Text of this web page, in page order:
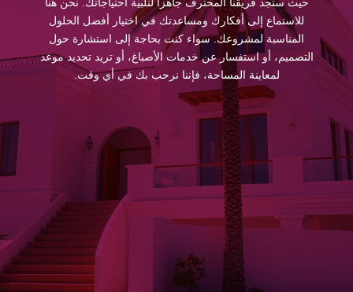
للاستماع إلى أفكارك ومساعدتك في اختيار أفضل الحلول
المناسبة لمشروعك. سواء كنت بحاجة إلى استشارة حول
التصميم، أو استفسار عن خدمات الأصباغ، أو تريد تحديد موعد
لمعاينة المساحة، فإننا نرحب بك في أي وقت.